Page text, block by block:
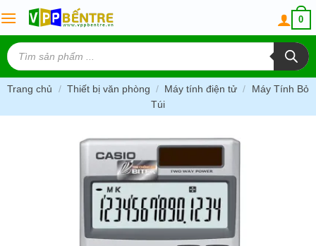
to
content
0
Tìm
kiếm
sản
phẩm
Trang chủ / Thiết bị văn phòng / Máy tính điện tử /
Máy Tính Bỏ
Túi